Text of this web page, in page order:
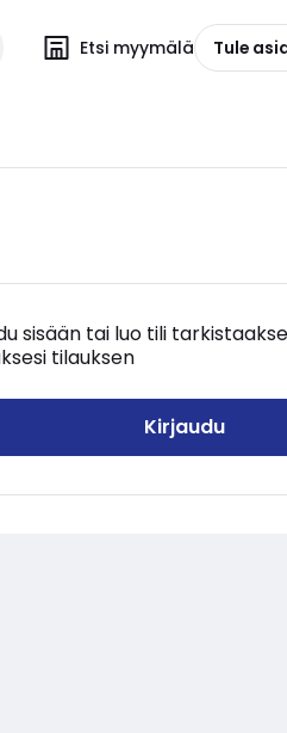
Etsi myymälä Tule
sisään tai luo tili
tilauksen
Kirjaudu